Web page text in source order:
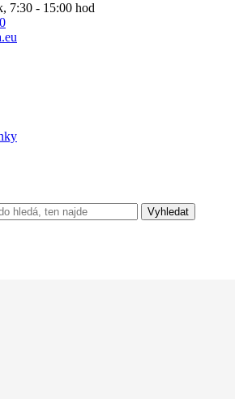
7:30 - 15:00 hod
Vyhledat